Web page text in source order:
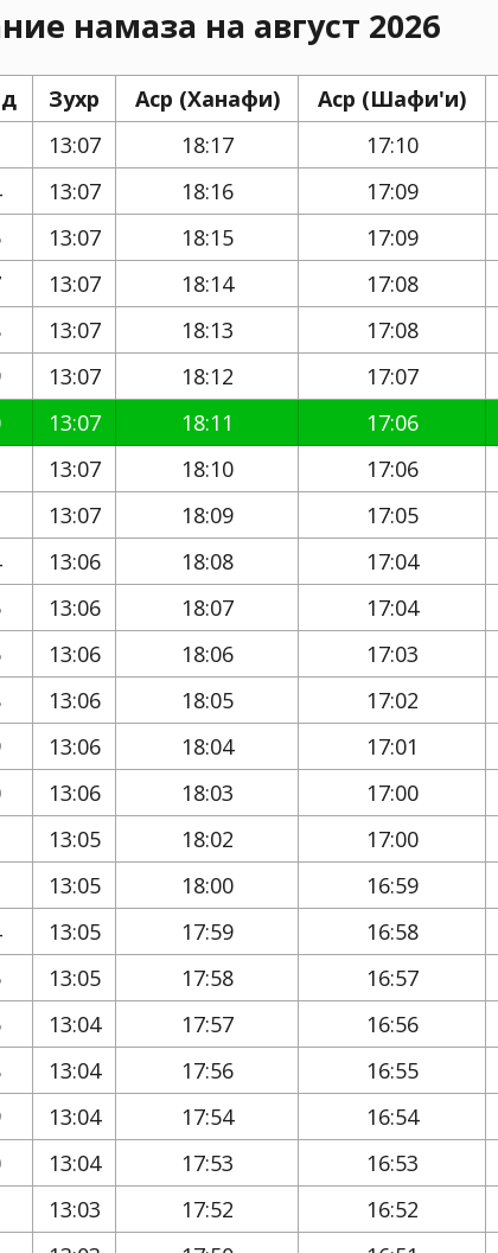
намаза на август 2026
Зухр Аср (Ханафи) Аср (Шафи'и)
13:07 18:17 17:10
13:07 18:16 17:09
13:07 18:15 17:09
13:07 18:14 17:08
13:07 18:13 17:08
13:07 18:12 17:07
13:07 18:11 17:06
13:07 18:10 17:06
13:07 18:09 17:05
13:06 18:08 17:04
13:06 18:07 17:04
13:06 18:06 17:03
13:06 18:05 17:02
13:06 18:04 17:01
13:06 18:03 17:00
13:05 18:02 17:00
13:05 18:00 16:59
13:05 17:59 16:58
13:05 17:58 16:57
13:04 17:57 16:56
13:04 17:56 16:55
13:04 17:54 16:54
13:04 17:53 16:53
13:03 17:52 16:52